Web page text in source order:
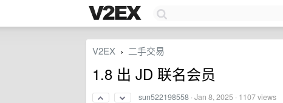
V2EX › 二手交易
1.8 出 JD 联名会员
sun522198558 ·Jan 8, 2025 · 1107 views